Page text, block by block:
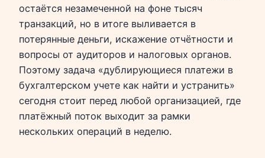
остаётся незамеченной на фоне тысяч
транзакций, но в итоге выливается в
потерянные деньги, искажение отчётности и
вопросы от аудиторов и налоговых органов.
Поэтому задача «дублирующиеся платежи в
бухгалтерском учете как найти и устранить»
сегодня стоит перед любой организацией, где
платёжный поток выходит за рамки
нескольких операций в неделю.